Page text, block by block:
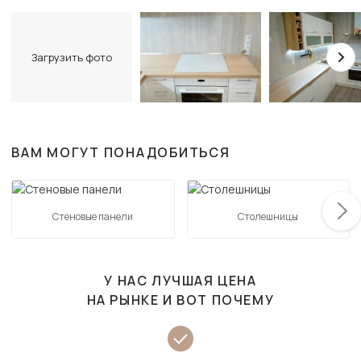
Загрузить фото
ВАМ МОГУТ ПОНАДОБИТЬСЯ
Стеновые панели Столешницы
У НАС ЛУЧШАЯ ЦЕНА
НА РЫНКЕ И ВОТ ПОЧЕМУ